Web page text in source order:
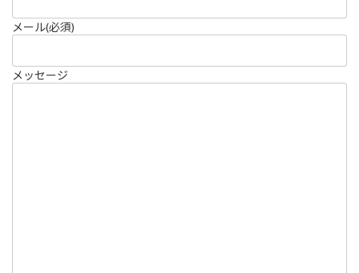
メール(必須)
メッセージ